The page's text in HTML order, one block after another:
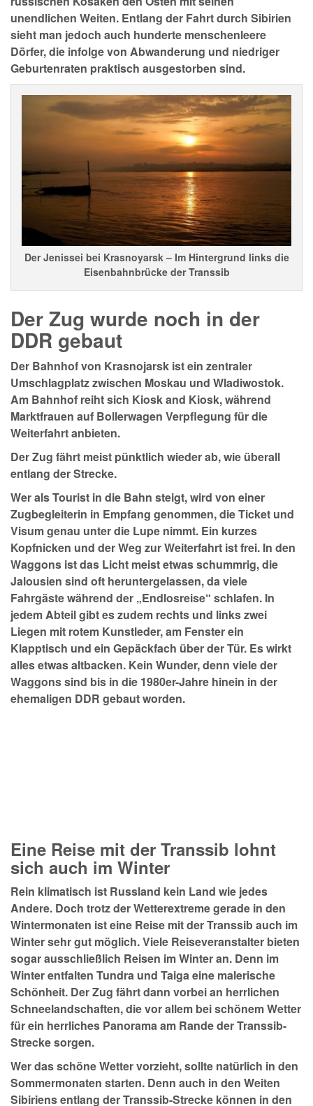
unendlichen Weiten. Entlang der Fahrt durch Sibirien
sieht man jedoch auch hunderte menschenleere
Dörfer, die infolge von Abwanderung und niedriger
Geburtenraten praktisch ausgestorben sind.
Der Jenissei bei Krasnoyarsk – Im Hintergrund links die
Eisenbahnbrücke der Transsib
Der Zug wurde noch in der
DDR gebaut
Der Bahnhof von Krasnojarsk ist ein zentraler
Umschlagplatz zwischen Moskau und Wladiwostok.
Am Bahnhof reiht sich Kiosk and Kiosk, während
Marktfrauen auf Bollerwagen Verpflegung für die
Weiterfahrt anbieten.
Der Zug fährt meist pünktlich wieder ab, wie überall
entlang der Strecke.
Wer als Tourist in die Bahn steigt, wird von einer
Zugbegleiterin in Empfang genommen, die Ticket und
Visum genau unter die Lupe nimmt. Ein kurzes
Kopfnicken und der Weg zur Weiterfahrt ist frei. In den
Waggons ist das Licht meist etwas schummrig, die
Jalousien sind oft heruntergelassen, da viele
Fahrgäste während der „Endlosreise“ schlafen. In
jedem Abteil gibt es zudem rechts und links zwei
Liegen mit rotem Kunstleder, am Fenster ein
Klapptisch und ein Gepäckfach über der Tür. Es wirkt
alles etwas altbacken. Kein Wunder, denn viele der
Waggons sind bis in die 1980er-Jahre hinein in der
ehemaligen DDR gebaut worden.
Eine Reise mit der Transsib lohnt
sich auch im Winter
Rein klimatisch ist Russland kein Land wie jedes
Andere. Doch trotz der Wetterextreme gerade in den
Wintermonaten ist eine Reise mit der Transsib auch im
Winter sehr gut möglich. Viele Reiseveranstalter bieten
sogar ausschließlich Reisen im Winter an. Denn im
Winter entfalten Tundra und Taiga eine malerische
Schönheit. Der Zug fährt dann vorbei an herrlichen
Schneelandschaften, die vor allem bei schönem Wetter
für ein herrliches Panorama am Rande der Transsib-
Strecke sorgen.
Wer das schöne Wetter vorzieht, sollte natürlich in den
Sommermonaten starten. Denn auch in den Weiten
Sibiriens entlang der Transsib-Strecke können in den